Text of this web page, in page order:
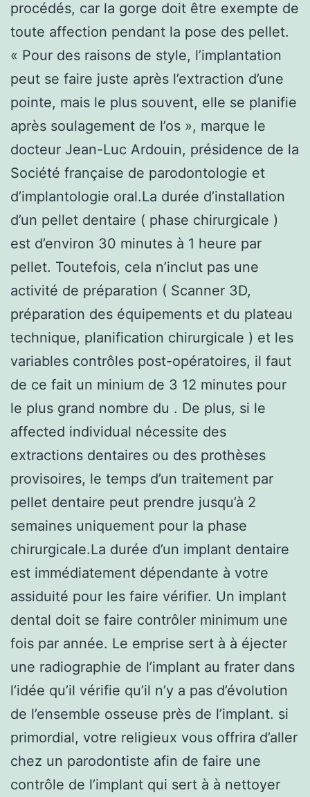
procédés, car la gorge doit être exempte de
toute affection pendant la pose des pellet.
« Pour des raisons de style, l’implantation
peut se faire juste après l’extraction d’une
pointe, mais le plus souvent, elle se planifie
après soulagement de l’os », marque le
docteur Jean-Luc Ardouin, présidence de la
Société française de parodontologie et
d’implantologie oral.La durée d’installation
d’un pellet dentaire ( phase chirurgicale )
est d’environ 30 minutes à 1 heure par
pellet. Toutefois, cela n’inclut pas une
activité de préparation ( Scanner 3D,
préparation des équipements et du plateau
technique, planification chirurgicale ) et les
variables contrôles post-opératoires, il faut
de ce fait un minium de 3 12 minutes pour
le plus grand nombre du . De plus, si le
affected individual nécessite des
extractions dentaires ou des prothèses
provisoires, le temps d’un traitement par
pellet dentaire peut prendre jusqu’à 2
semaines uniquement pour la phase
chirurgicale.La durée d’un implant dentaire
est immédiatement dépendante à votre
assiduité pour les faire vérifier. Un implant
dental doit se faire contrôler minimum une
fois par année. Le emprise sert à à éjecter
une radiographie de l’implant au frater dans
l’idée qu’il vérifie qu’il n’y a pas d’évolution
de l’ensemble osseuse près de l’implant. si
primordial, votre religieux vous offrira d’aller
chez un parodontiste afin de faire une
contrôle de l’implant qui sert à à nettoyer